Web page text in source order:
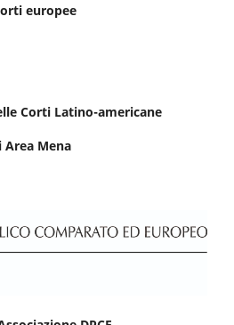
europee
Corti Latino-americane
Area Mena